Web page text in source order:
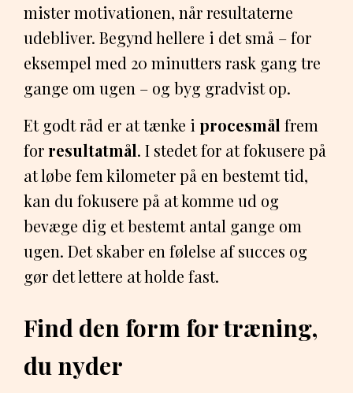
mister motivationen, når resultaterne
udebliver. Begynd hellere i det små – for
eksempel med 20 minutters rask gang tre
gange om ugen – og byg gradvist op.
Et godt råd er at tænke i procesmål frem
forresultatmål. I stedet for at fokusere på
at løbe fem kilometer på en bestemt tid,
kan du fokusere på at komme ud og
bevæge dig et bestemt antal gange om
ugen. Det skaber en følelse af succes og
gør det lettere at holde fast.
Find den form for træning,
du nyder